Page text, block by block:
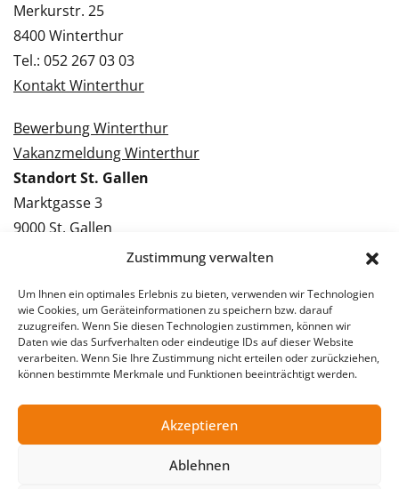
Zustimmung verwalten
Um Ihnen ein optimales Erlebnis zu bieten, verwenden wir Technologien
wie Cookies, um Geräteinformationen zu speichern bzw. darauf
zuzugreifen. Wenn Sie diesen Technologien zustimmen, können wir
Daten wie das Surfverhalten oder eindeutige IDs auf dieser Website
verarbeiten. Wenn Sie Ihre Zustimmung nicht erteilen oder zurückziehen,
können bestimmte Merkmale und Funktionen beeinträchtigt werden.
Akzeptieren
Ablehnen
Merkurstr. 25
8400 Winterthur
Tel.: 052 267 03 03
Kontakt Winterthur
Bewerbung Winterthur
Vakanzmeldung Winterthur
Standort St. Gallen
Marktgasse 3
9000 St. Gallen
Tel.: 071 228 09 09
Bewerbung St. Gallen
Vakanzmeldung St. Gallen
© 2026 Stellentreff AG